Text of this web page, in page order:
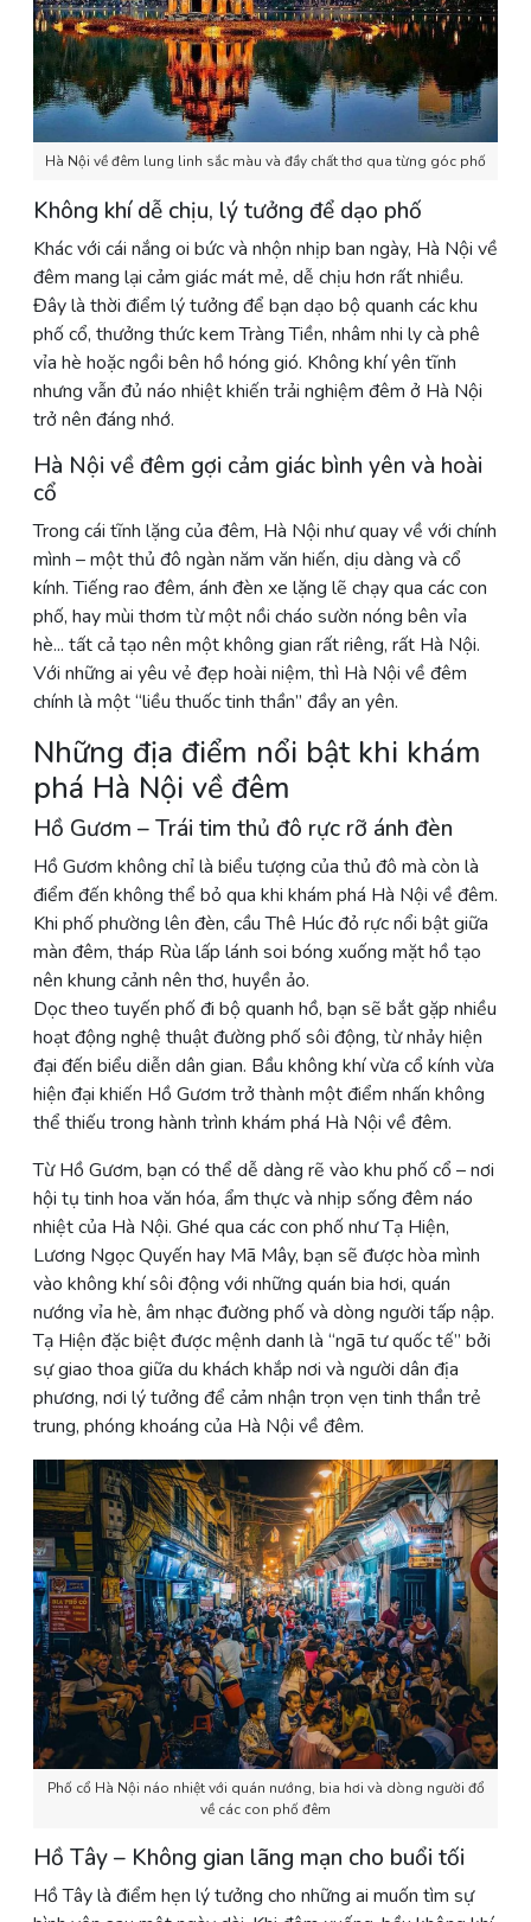
Hà Nội về đêm lung linh sắc màu và đầy chất thơ qua từng góc phố
Không khí dễ chịu, lý tưởng để dạo phố
Khác với cái nắng oi bức và nhộn nhịp ban ngày, Hà Nội về
đêm mang lại cảm giác mát mẻ, dễ chịu hơn rất nhiều.
Đây là thời điểm lý tưởng để bạn dạo bộ quanh các khu
phố cổ, thưởng thức kem Tràng Tiền, nhâm nhi ly cà phê
vỉa hè hoặc ngồi bên hồ hóng gió. Không khí yên tĩnh
nhưng vẫn đủ náo nhiệt khiến trải nghiệm đêm ở Hà Nội
trở nên đáng nhớ.
Hà Nội về đêm gợi cảm giác bình yên và hoài
cổ
Trong cái tĩnh lặng của đêm, Hà Nội như quay về với chính
mình – một thủ đô ngàn năm văn hiến, dịu dàng và cổ
kính. Tiếng rao đêm, ánh đèn xe lặng lẽ chạy qua các con
phố, hay mùi thơm từ một nồi cháo sườn nóng bên vỉa
hè... tất cả tạo nên một không gian rất riêng, rất Hà Nội.
Với những ai yêu vẻ đẹp hoài niệm, thì Hà Nội về đêm
chính là một “liều thuốc tinh thần” đầy an yên.
Những địa điểm nổi bật khi khám
phá Hà Nội về đêm
Hồ Gươm – Trái tim thủ đô rực rỡ ánh đèn
Hồ Gươm không chỉ là biểu tượng của thủ đô mà còn là
điểm đến không thể bỏ qua khi khám phá Hà Nội về đêm.
Khi phố phường lên đèn, cầu Thê Húc đỏ rực nổi bật giữa
màn đêm, tháp Rùa lấp lánh soi bóng xuống mặt hồ tạo
nên khung cảnh nên thơ, huyền ảo.
Dọc theo tuyến phố đi bộ quanh hồ, bạn sẽ bắt gặp nhiều
hoạt động nghệ thuật đường phố sôi động, từ nhảy hiện
đại đến biểu diễn dân gian. Bầu không khí vừa cổ kính vừa
hiện đại khiến Hồ Gươm trở thành một điểm nhấn không
thể thiếu trong hành trình khám phá Hà Nội về đêm.
Từ Hồ Gươm, bạn có thể dễ dàng rẽ vào khu phố cổ – nơi
hội tụ tinh hoa văn hóa, ẩm thực và nhịp sống đêm náo
nhiệt của Hà Nội. Ghé qua các con phố như Tạ Hiện,
Lương Ngọc Quyến hay Mã Mây, bạn sẽ được hòa mình
vào không khí sôi động với những quán bia hơi, quán
nướng vỉa hè, âm nhạc đường phố và dòng người tấp nập.
Tạ Hiện đặc biệt được mệnh danh là “ngã tư quốc tế” bởi
sự giao thoa giữa du khách khắp nơi và người dân địa
phương, nơi lý tưởng để cảm nhận trọn vẹn tinh thần trẻ
trung, phóng khoáng của Hà Nội về đêm.
Phố cổ Hà Nội náo nhiệt với quán nướng, bia hơi và dòng người đổ
về các con phố đêm
Hồ Tây – Không gian lãng mạn cho buổi tối
Hồ Tây là điểm hẹn lý tưởng cho những ai muốn tìm sự